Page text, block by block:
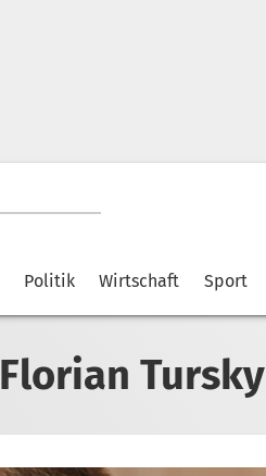
Politik Wirtschaft Sport
Florian Tursky